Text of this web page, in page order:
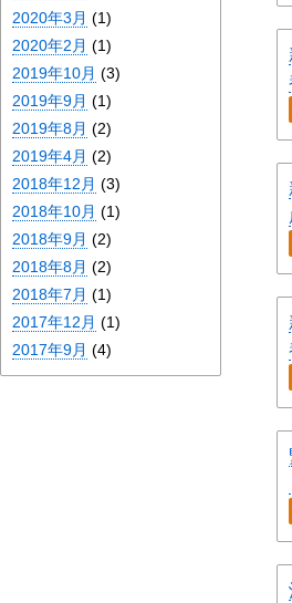
2020年3月 (1)
2020年2月 (1)
2019年10月 (3)
2019年9月 (1)
2019年8月 (2)
2019年4月 (2)
2018年12月 (3)
2018年10月 (1)
2018年9月 (2)
2018年8月 (2)
2018年7月 (1)
2017年12月 (1)
2017年9月 (4)